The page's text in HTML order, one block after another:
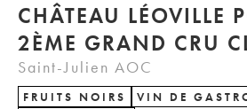
CHÂTEAU LÉOVILLE
Saint-Julien AOC
FRUITS NOIRS
VIN DE